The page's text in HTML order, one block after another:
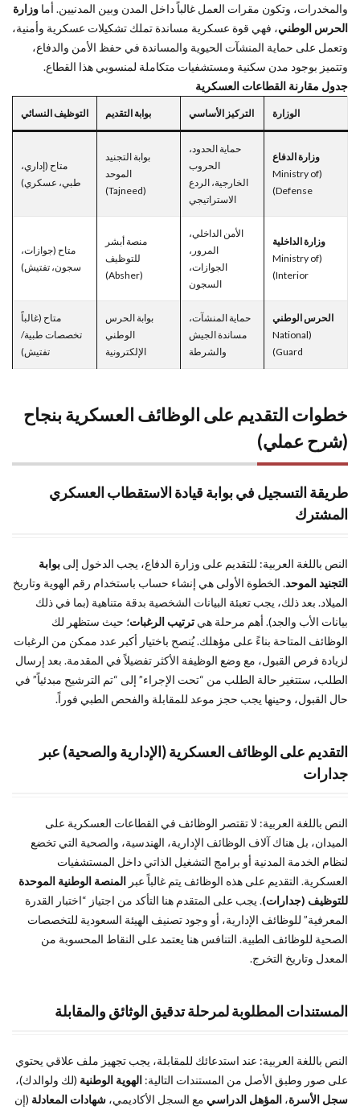
والمخدرات، وتكون مقرات العمل غالباً داخل المدن وبين المدنيين. أما وزارة
الحرس الوطني، فهي قوة عسكرية مساندة تملك تشكيلات عسكرية وأمنية،
وتعمل على حماية المنشآت الحيوية والمساندة في حفظ الأمن والدفاع،
وتتميز بوجود مدن سكنية ومستشفيات متكاملة لمنسوبي هذا القطاع.
جدول مقارنة القطاعات العسكرية
الوزارة التركيز الأساسي بوابة التقديم التوظيف النسائي
وزارة الدفاع
(Ministry of
Defense)
حماية الحدود،
الحروب
الخارجية، الردع
الاستراتيجي
بوابة التجنيد
الموحد
(Tajneed)
متاح (إداري،
طبي، عسكري)
وزارة الداخلية
(Ministry of
Interior)
الأمن الداخلي،
المرور،
الجوازات،
السجون
منصة أبشر
للتوظيف
(Absher)
متاح (جوازات،
سجون، تفتيش)
الحرس الوطني
(National
Guard)
حماية المنشآت،
مساندة الجيش
والشرطة
بوابة الحرس
الوطني
الإلكترونية
متاح (غالباً
تخصصات طبية/
تفتيش)
خطوات التقديم على الوظائف العسكرية بنجاح
(شرح عملي)
طريقة التسجيل في بوابة قيادة الاستقطاب العسكري
المشترك
النص باللغة العربية: للتقديم على وزارة الدفاع، يجب الدخول إلى بوابة
التجنيد الموحد. الخطوة الأولى هي إنشاء حساب باستخدام رقم الهوية وتاريخ
الميلاد. بعد ذلك، يجب تعبئة البيانات الشخصية بدقة متناهية (بما في ذلك
بيانات الأب والجد). أهم مرحلة هي ترتيب الرغبات؛ حيث ستظهر لك
الوظائف المتاحة بناءً على مؤهلك. يُنصح باختيار أكبر عدد ممكن من الرغبات
لزيادة فرص القبول، مع وضع الوظيفة الأكثر تفضيلاً في المقدمة. بعد إرسال
الطلب، ستتغير حالة الطلب من “تحت الإجراء” إلى “تم الترشيح مبدئياً” في
حال القبول، وحينها يجب حجز موعد للمقابلة والفحص الطبي فوراً.
التقديم على الوظائف العسكرية (الإدارية والصحية) عبر
جدارات
النص باللغة العربية: لا تقتصر الوظائف في القطاعات العسكرية على
الميدان، بل هناك آلاف الوظائف الإدارية، الهندسية، والصحية التي تخضع
لنظام الخدمة المدنية أو برامج التشغيل الذاتي داخل المستشفيات
العسكرية. التقديم على هذه الوظائف يتم غالباً عبر المنصة الوطنية الموحدة
للتوظيف (جدارات). يجب على المتقدم هنا التأكد من اجتياز “اختبار القدرة
المعرفية” للوظائف الإدارية، أو وجود تصنيف الهيئة السعودية للتخصصات
الصحية للوظائف الطبية. التنافس هنا يعتمد على النقاط المحسوبة من
المعدل وتاريخ التخرج.
المستندات المطلوبة لمرحلة تدقيق الوثائق والمقابلة
النص باللغة العربية: عند استدعائك للمقابلة، يجب تجهيز ملف علاقي يحتوي
على صور وطبق الأصل من المستندات التالية: الهوية الوطنية (لك ولوالدك)،
سجل الأسرة، المؤهل الدراسي مع السجل الأكاديمي، شهادات المعادلة (إن